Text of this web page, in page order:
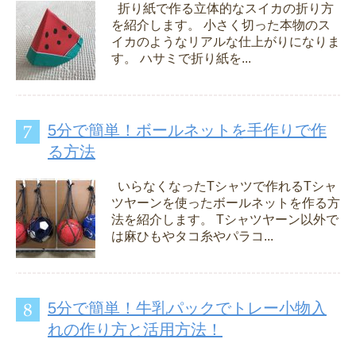
折り紙で作る立体的なスイカの折り方
を紹介します。 小さく切った本物のス
イカのようなリアルな仕上がりになりま
す。 ハサミで折り紙を...
5分で簡単！ボールネットを手作りで作
る方法
いらなくなったTシャツで作れるTシャ
ツヤーンを使ったボールネットを作る方
法を紹介します。 Tシャツヤーン以外で
は麻ひもやタコ糸やパラコ...
5分で簡単！牛乳パックでトレー小物入
れの作り方と活用方法！